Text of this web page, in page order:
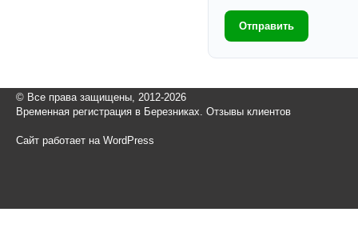
Отправить
© Все права защищены, 2012-2026
Временная регистрация в Березниках. Отзывы клиентов
Сайт работает на WordPress